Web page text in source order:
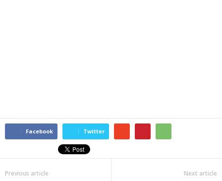
Facebook Twitter
Previous article Next article